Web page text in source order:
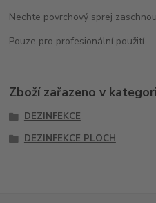
Nechte povrchový sprej
Pouze pro profesionální použití
Zboží zařazeno v
DEZINFEKCE
DEZINFEKCE PLOCH